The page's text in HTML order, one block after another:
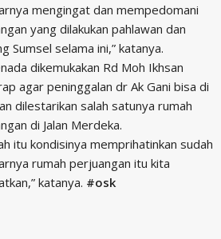
mengingat dan mempedomani
yang dilakukan pahlawan dan
Sumsel selama ini,” katanya.
dikemukakan Rd Moh Ikhsan
agar peninggalan dr Ak Gani bisa di
dilestarikan salah satunya rumah
di Jalan Merdeka.
itu kondisinya memprihatinkan sudah
rumah perjuangan itu kita
katanya. #osk